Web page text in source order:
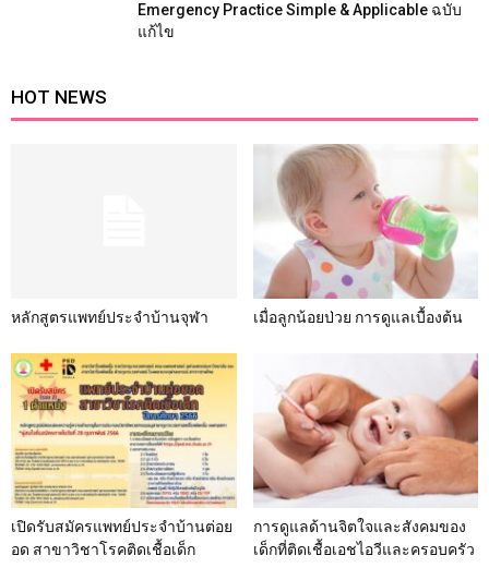
Emergency Practice Simple & Applicable ฉบับ
แก้ไข
HOT NEWS
หลักสูตรแพทย์ประจำบ้านจุฬา เมื่อลูกน้อยป่วย การดูแลเบื้องต้น
เปิดรับสมัครแพทย์ประจำบ้านต่อย
อด สาขาวิชาโรคติดเชื้อเด็ก
การดูแลด้านจิตใจและสังคมของ
เด็กที่ติดเชื้อเอชไอวีและครอบครัว